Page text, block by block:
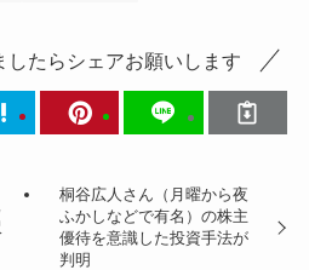
したらシェアお願いします
桐谷広人さん（月曜から夜
ふかしなどで有名）の株主
優待を意識した投資手法が
判明